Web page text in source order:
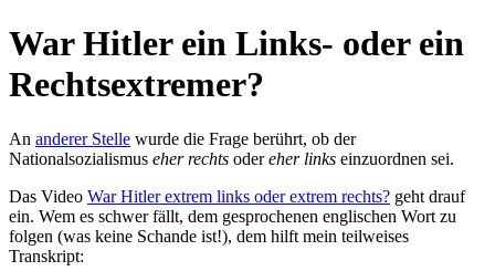
War Hitler ein Links- oder ein
Rechtsextremer?
An anderer Stelle wurde die Frage berührt, ob der
Nationalsozialismus eher rechts odereher links einzuordnen sei.
Das Video War Hitler extrem links oder extrem rechts? geht drauf
ein. Wem es schwer fällt, dem gesprochenen englischen Wort zu
folgen (was keine Schande ist!), dem hilft mein teilweises
Transkript: